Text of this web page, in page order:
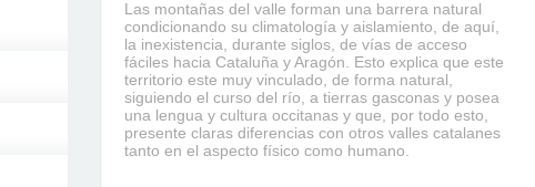
Las montañas del valle forman una barrera natural
condicionando su climatología y aislamiento, de aquí,
la inexistencia, durante siglos, de vías de acceso
fáciles hacia Cataluña y Aragón. Esto explica que este
territorio este muy vinculado, de forma natural,
siguiendo el curso del río, a tierras gasconas y posea
una lengua y cultura occitanas y que, por todo esto,
presente claras diferencias con otros valles catalanes
tanto en el aspecto físico como humano.